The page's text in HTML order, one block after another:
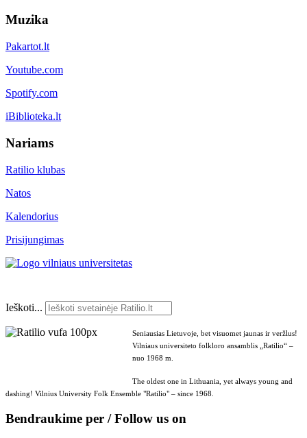
Muzika
Pakartot.lt
Youtube.com
Spotify.com
iBiblioteka.lt
Nariams
Ratilio klubas
Natos
Kalendorius
Prisijungimas
Ieškoti...
Seniausias Lietuvoje, bet visuomet jaunas ir veržlus!
Vilniaus universiteto folkloro ansamblis „Ratilio“ –
nuo 1968 m.
The oldest one in Lithuania, yet always young and
dashing! Vilnius University Folk Ensemble "Ratilio" – since 1968.
Bendraukime per / Follow us on